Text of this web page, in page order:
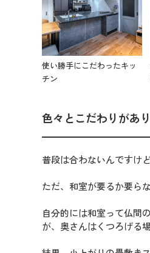
使い勝手にこだわったキッ
チン
色々とこだわりがあ
普段は合わないんですけ
ただ、和室が要るか要ら
自分的には和室って仏間
が、奥さんはくつろげる